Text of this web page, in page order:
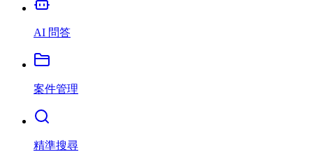
AI 問答
案件管理
精準搜尋